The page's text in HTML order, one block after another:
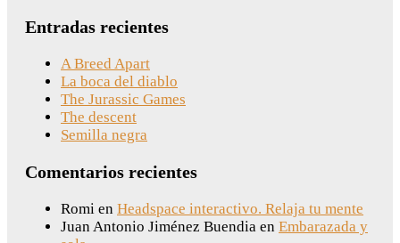
Entradas recientes
A Breed Apart
La boca del diablo
The Jurassic Games
The descent
Semilla negra
Comentarios recientes
Romi en Headspace interactivo. Relaja tu mente
Juan Antonio Jiménez Buendia en Embarazada y